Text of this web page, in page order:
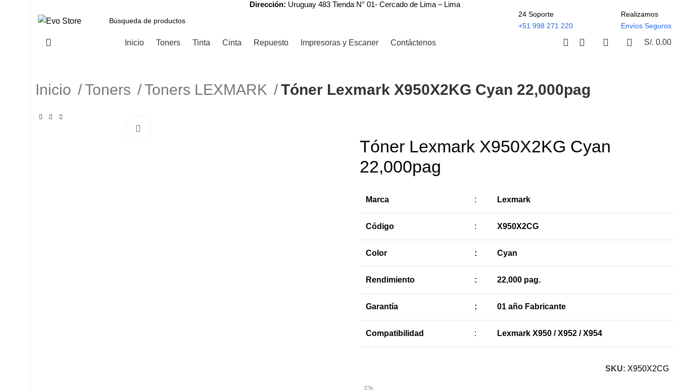
Dirección: Uruguay 483 Tienda N° 01- Cercado de Lima – Lima
24 Soporte
+51 998 271 220
Realizamos
Envíos Seguros
Inicio Toners Tinta Cinta Repuesto Impresoras y Escaner Contáctenos S/. 0.00
Inicio Toners Toners LEXMARK Tóner Lexmark X950X2KG Cyan 22,000pag
Tóner Lexmark X950X2KG Cyan
22,000pag
Marca : Lexmark
Código : X950X2CG
Color : Cyan
Rendimiento : 22,000 pag.
Garantía : 01 año Fabricante
Compatibilidad : Lexmark X950 / X952 / X954
SKU: X950X2CG